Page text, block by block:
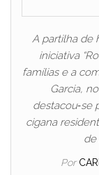
A partilha de
iniciativa
famílias e a
Garcia,
destacou‑se
cigana
de
Por